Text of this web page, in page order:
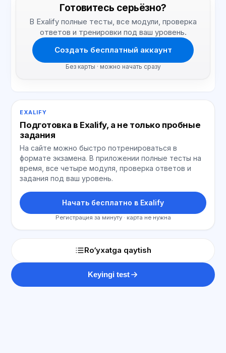
Готовитесь серьёзно?
В Exalify полные тесты, все модули, проверка
ответов и тренировки под ваш уровень.
Создать бесплатный аккаунт
Без карты · можно начать сразу
EXALIFY
Подготовка в Exalify, а не только пробные
задания
На сайте можно быстро потренироваться в
формате экзамена. В приложении полные тесты на
время, все четыре модуля, проверка ответов и
задания под ваш уровень.
Начать бесплатно в Exalify
Регистрация за минуту · карта не нужна
Ro‘yxatga qaytish
Keyingi test